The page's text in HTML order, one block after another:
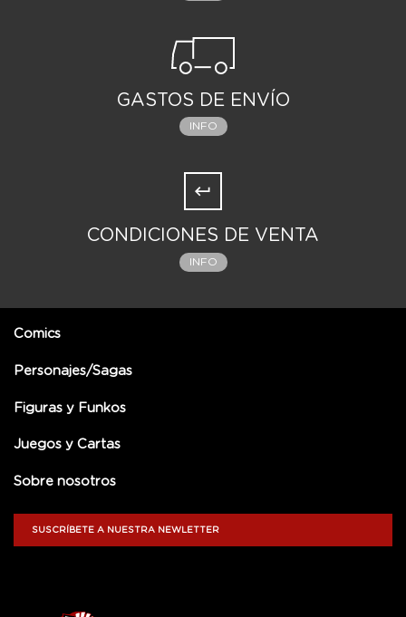
GASTOS DE ENVÍO
INFO
CONDICIONES DE VENTA
INFO
Comics
Personajes/Sagas
Figuras y Funkos
Juegos y Cartas
Sobre nosotros
SUSCRÍBETE A NUESTRA NEWLETTER